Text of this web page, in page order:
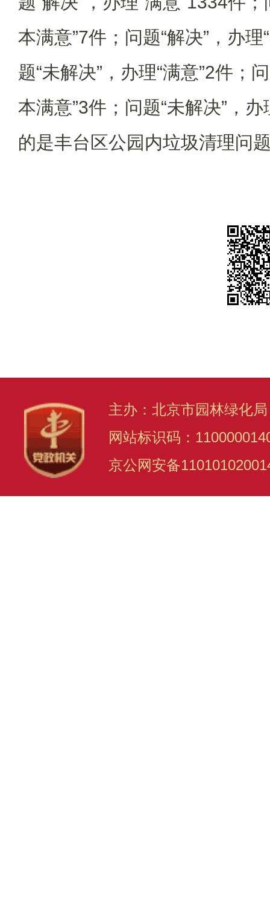
本满意”7件；问题“解决”，办理
题“未解决”，办理“满意”2件；
本满意”3件；问题“未解决”，
的是丰台区公园内垃圾清理问
主办：北京市园林绿化
网站标识码：
京公网安备